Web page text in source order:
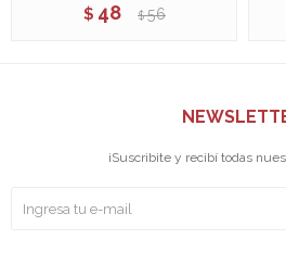
$ 48 $ 56
¡Suscribite y recibí todas